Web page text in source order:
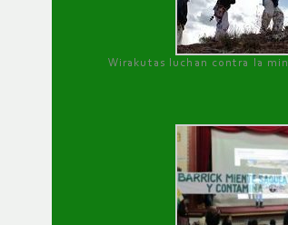
Wirakutas luchan contra la